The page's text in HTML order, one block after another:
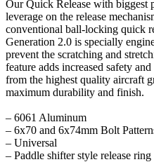
Our Quick Release with biggest
leverage on the release
conventional ball-locking quick
Generation 2.0 is specially
prevent the scratching and
feature adds increased safety
from the highest quality aircraft
maximum durability and finish.
– 6061 Aluminum
– 6x70 and 6x74mm Bolt
– Universal
– Paddle shifter style release